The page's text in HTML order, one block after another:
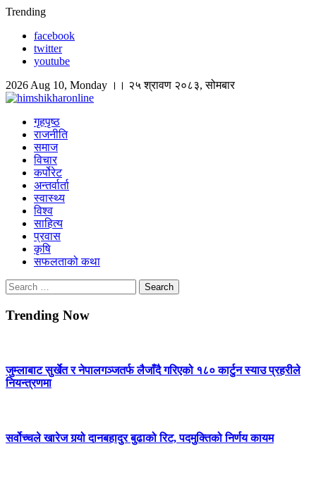
Skip
content
Trending
facebook
twitter
youtube
2026 Aug 10, Monday ।। २५ श्रावण २०८३, सोमबार
Himshikhar Online
गृहपृष्ठ
राजनीति
समाज
विचार
कर्पोरेट
अन्तर्वार्ता
स्वास्थ्य
विश्व
साहित्य
प्रवास
कृषि
सफलताको कथा
Search
for:
Trending Now
जुम्लाबाट सुर्खेत र नेपालगञ्जतर्फ लैजाँदै गरिएको १८० कार्टुन स्याउ प्रहरीले
नियन्त्रणमा
सर्वोच्चले खारेज गर्‍यो दानबहादुर बुढाको रिट, पदमुक्तिको निर्णय कायम